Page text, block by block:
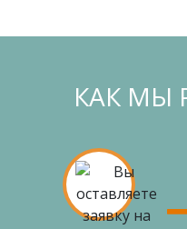
КАК МЫ